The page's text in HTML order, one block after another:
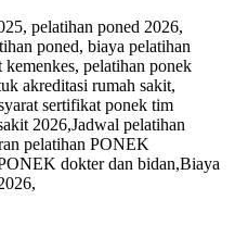
pelatihan poned 2026,
poned, biaya pelatihan
pelatihan ponek
akreditasi rumah sakit,
sertifikat ponek tim
2026,Jadwal pelatihan
pelatihan PONEK
dokter dan bidan,Biaya